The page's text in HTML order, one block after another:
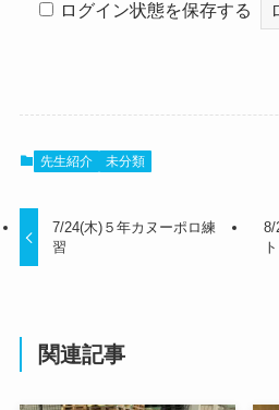
ログイン状態を保存する
先生紹介 未分類
7/24(木)５年カヌーポロ練
習
8/
関連記事